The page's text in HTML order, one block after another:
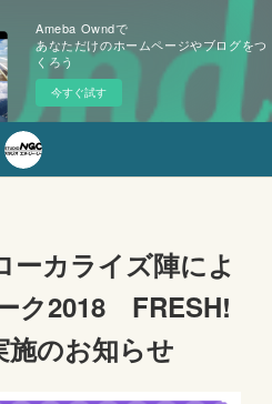
Ameba Owndで
あなただけのホームページやブログをつ
くろう
今すぐ試す
ーカライズ陣によ
ク2018 FRESH!
施のお知らせ